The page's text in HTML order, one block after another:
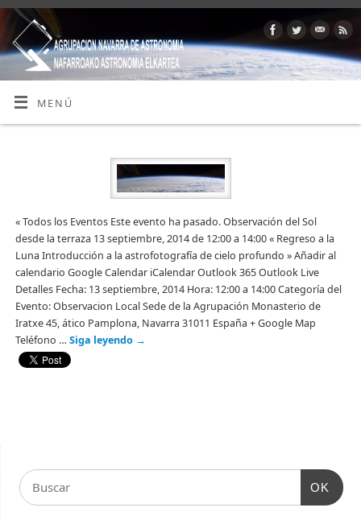
MENÚ
« Todos los Eventos Este evento ha pasado. Observación del Sol
desde la terraza 13 septiembre, 2014 de 12:00 a 14:00 « Regreso a la
Luna Introducción a la astrofotografía de cielo profundo » Añadir al
calendario Google Calendar iCalendar Outlook 365 Outlook Live
Detalles Fecha: 13 septiembre, 2014 Hora: 12:00 a 14:00 Categoría del
Evento: Observacion Local Sede de la Agrupación Monasterio de
Iratxe 45, ático Pamplona, Navarra 31011 España + Google Map
Teléfono … Siga leyendo →
OK